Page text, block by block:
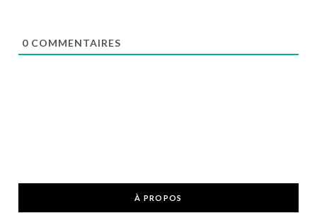
0 COMMENTAIRES
À PROPOS